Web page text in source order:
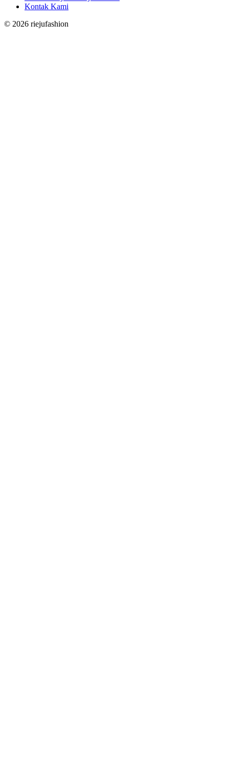
Kontak Kami
© 2026 riejufashion